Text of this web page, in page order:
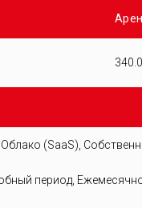
Облако (SaaS),
период,